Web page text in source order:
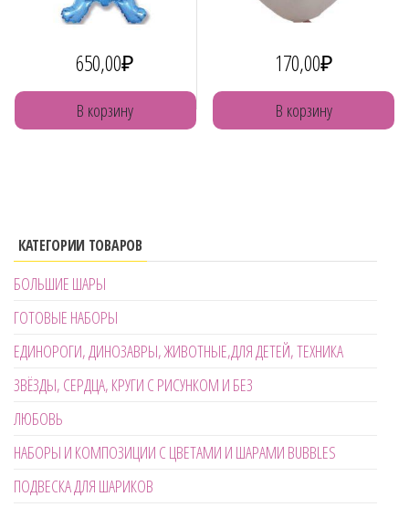
650,00₽
В корзину
170,00₽
В корзину
КАТЕГОРИИ ТОВАРОВ
БОЛЬШИЕ ШАРЫ
ГОТОВЫЕ НАБОРЫ
ЕДИНОРОГИ, ДИНОЗАВРЫ, ЖИВОТНЫЕ,ДЛЯ ДЕТЕЙ, ТЕХНИКА
ЗВЁЗДЫ, СЕРДЦА, КРУГИ С РИСУНКОМ И БЕЗ
ЛЮБОВЬ
НАБОРЫ И КОМПОЗИЦИИ С ЦВЕТАМИ И ШАРАМИ BUBBLES
ПОДВЕСКА ДЛЯ ШАРИКОВ